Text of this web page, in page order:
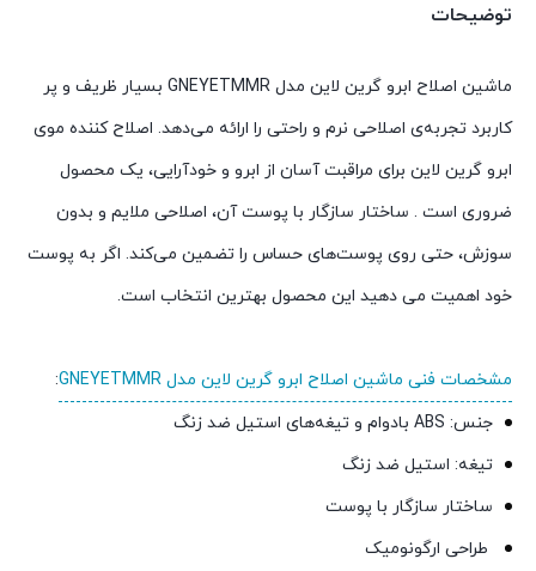
توضیحات
ماشین اصلاح ابرو گرین لاین مدل GNEYETMMR بسیار ظریف و پر
کاربرد تجربه‌ی اصلاحی نرم و راحتی را ارائه می‌دهد. اصلاح کننده موی
ابرو گرین لاین برای مراقبت آسان از ابرو و خودآرایی، یک محصول
ضروری است . ساختار سازگار با پوست آن، اصلاحی ملایم و بدون
سوزش، حتی روی پوست‌های حساس را تضمین می‌کند. اگر به پوست
خود اهمیت می دهید این محصول بهترین انتخاب است.
مشخصات فنی ماشین اصلاح ابرو گرین لاین مدل GNEYETMMR
:
جنس: ABS بادوام و تیغه‌های استیل ضد زنگ
تیغه: استیل ضد زنگ
ساختار سازگار با پوست
طراحی ارگونومیک